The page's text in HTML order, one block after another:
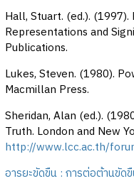
Hall, Stuart. (ed.).
Representations and
Publications.
Lukes, Steven. (1980).
Macmillan Press.
Sheridan, Alan (ed.).
Truth. London and New
http://www.lcc.ac.th/
อารยะขัดขืน : การต่อต้านขัด